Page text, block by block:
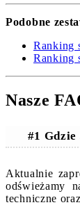
Podobne
Ranking
Ranking
Nasze
#1
Aktualnie
odświeżamy
techniczne